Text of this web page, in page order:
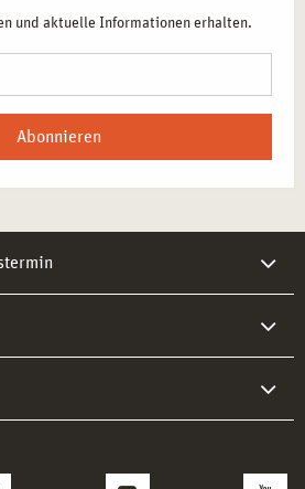
und aktuelle Informationen erhalten.
Abonnieren